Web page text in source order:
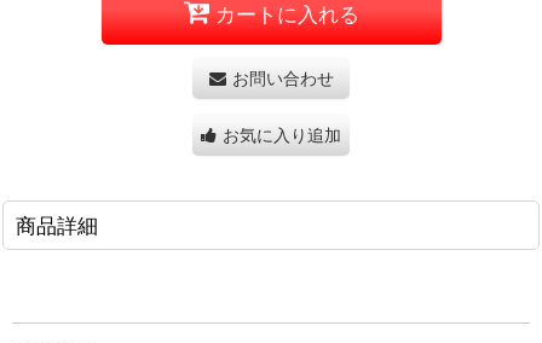
カートに入れる
お問い合わせ
お気に入り追加
商品詳細